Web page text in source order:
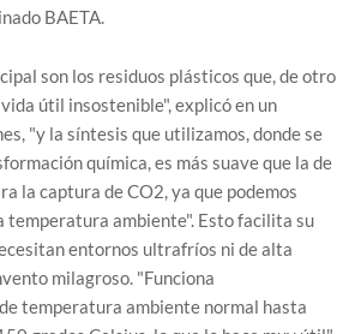
BAETA.
son los residuos plásticos que, de otro
útil insostenible", explicó en un
"y la síntesis que utilizamos, donde se
química, es más suave que la de
la captura de CO2, ya que podemos
temperatura ambiente". Esto facilita su
entornos ultrafríos ni de alta
milagroso. "Funciona
temperatura ambiente normal hasta